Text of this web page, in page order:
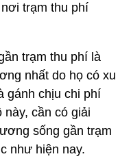
trạm thu phí
trạm thu phí là
nhất do họ có xu
gánh chịu chi phí
này, cần có giải
sống gần trạm
như hiện nay.